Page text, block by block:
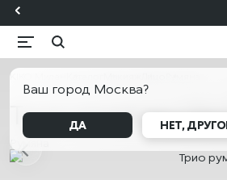
Ваш город Москва?
ДА НЕТ,
KIKO Милан
Трио румяна /
Румяна